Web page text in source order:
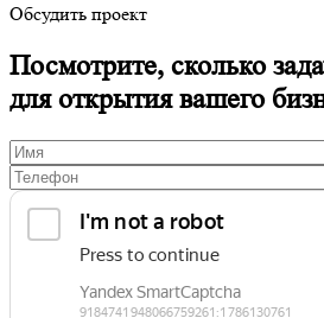
Обсудить проект
Посмотрите, сколько
для открытия вашего